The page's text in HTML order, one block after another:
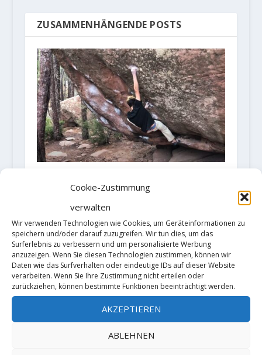
Cookie-Zustimmung
verwalten
Wir verwenden Technologien wie Cookies, um Geräteinformationen zu
speichern und/oder darauf zuzugreifen. Wir tun dies, um das
Surferlebnis zu verbessern und um personalisierte Werbung
anzuzeigen. Wenn Sie diesen Technologien zustimmen, können wir
Daten wie das Surfverhalten oder eindeutige IDs auf dieser Website
verarbeiten. Wenn Sie Ihre Zustimmung nicht erteilen oder
zurückziehen, können bestimmte Funktionen beeinträchtigt werden.
AKZEPTIEREN
ABLEHNEN
ZUSAMMENHÄNGENDE POSTS
vierte Begehung von "Juneru"
20. April 2022